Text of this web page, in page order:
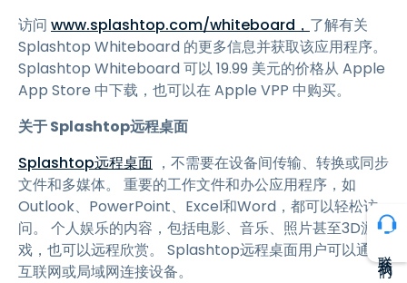
访问 www.splashtop.com/whiteboard， 了解有关
Splashtop Whiteboard 的更多信息并获取该应用程序。
Splashtop Whiteboard 可以 19.99 美元的价格从 Apple
App Store 中下载，也可以在 Apple VPP 中购买。
关于 Splashtop远程桌面
Splashtop远程桌面 ，不需要在设备间传输、转换或同步
文件和多媒体。 重要的工作文件和办公应用程序，如
Outlook、PowerPoint、Excel和Word，都可以轻松访
问。 个人娱乐的内容，包括电影、音乐、照片甚至3D游
戏，也可以远程欣赏。 Splashtop远程桌面用户可以通过
互联网或局域网连接设备。